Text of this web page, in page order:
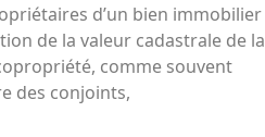
d’un bien immobilier
de la valeur cadastrale de la
comme souvent
des conjoints,